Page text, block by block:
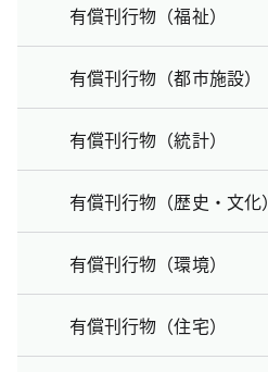
有償刊行物（福祉）
有償刊行物（都市施設）
有償刊行物（統計）
有償刊行物（歴史・文化）
有償刊行物（環境）
有償刊行物（住宅）